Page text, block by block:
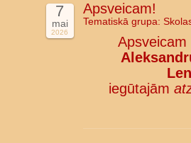
7
mai
2026
Apsveicam!
Tematiskā grupa:
Apsveicam
iegūtajām